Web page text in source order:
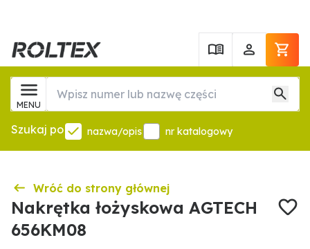
MENU
Szukaj po nazwa/opis nr katalogowy
Wróć do strony głównej
Nakrętka łożyskowa AGTECH
656KM08